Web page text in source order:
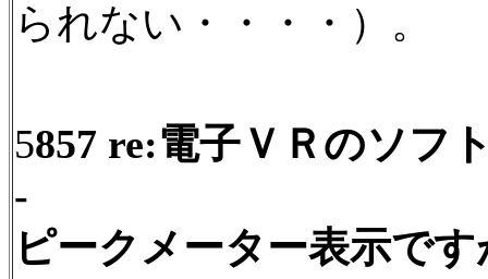
られない・・・・）。
5857 re:電子ＶＲのソフ
-
ピークメーター表示で